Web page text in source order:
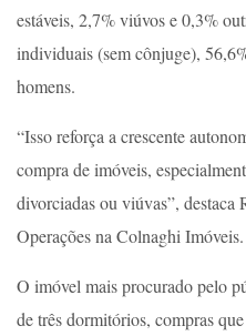
estáveis, 2,7% viúvos e 0,3%
individuais (sem cônjuge),
homens.
“Isso reforça a crescente
compra de imóveis,
divorciadas ou viúvas”, destaca
Operações na Colnaghi Imóveis.
O imóvel mais procurado pelo
de três dormitórios, compras